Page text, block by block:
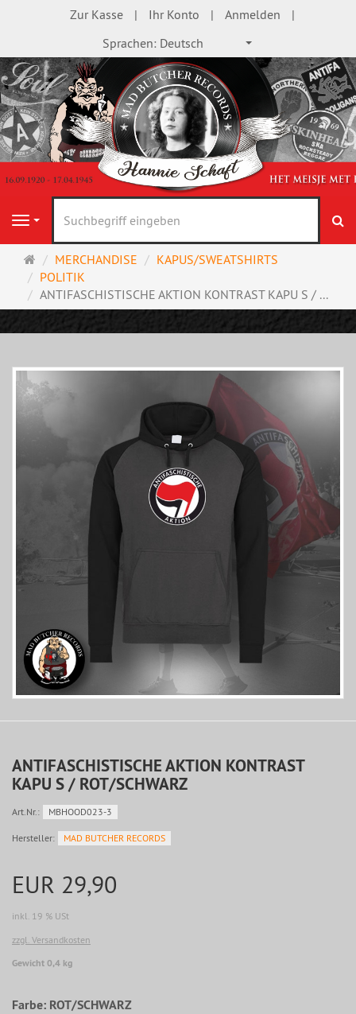
Zur Kasse Ihr Konto
Anmelden
Sprachen: Deutsch
Navigation
Startseite
MERCHANDISE
KAPUS/SWEATSHIRTS
POLITIK
ANTIFASCHISTISCHE AKTION KONTRAST KAPU S / ...
ANTIFASCHISTISCHE AKTION KONTRAST
KAPU S / ROT/SCHWARZ
Art.Nr.: MBHOOD023-3
Hersteller: MAD BUTCHER RECORDS
EUR 29,90
inkl. 19 % USt
zzgl. Versandkosten
Gewicht 0,4 kg
Farbe: ROT/SCHWARZ